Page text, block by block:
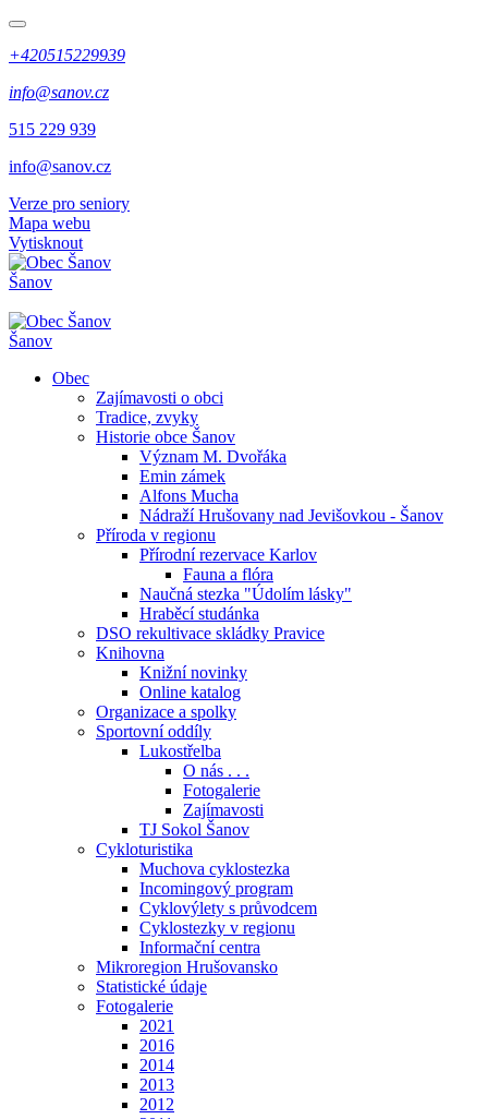
+420515229939
info@sanov.cz
515 229 939
info@sanov.cz
Verze pro seniory
Mapa webu
Vytisknout
Šanov
Šanov
Obec
Zajímavosti o obci
Tradice, zvyky
Historie obce Šanov
Význam M. Dvořáka
Emin zámek
Alfons Mucha
Nádraží Hrušovany nad Jevišovkou - Šanov
Příroda v regionu
Přírodní rezervace Karlov
Fauna a flóra
Naučná stezka "Údolím lásky"
Hraběcí studánka
DSO rekultivace skládky Pravice
Knihovna
Knižní novinky
Online katalog
Organizace a spolky
Sportovní oddíly
Lukostřelba
O nás . . .
Fotogalerie
Zajímavosti
TJ Sokol Šanov
Cykloturistika
Muchova cyklostezka
Incomingový program
Cyklovýlety s průvodcem
Cyklostezky v regionu
Informační centra
Mikroregion Hrušovansko
Statistické údaje
Fotogalerie
2021
2016
2014
2013
2012